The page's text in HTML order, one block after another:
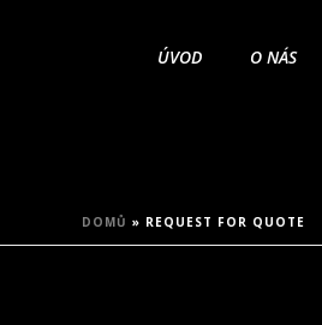
ÚVOD O NÁS
DOMŮ » REQUEST FOR QUOTE